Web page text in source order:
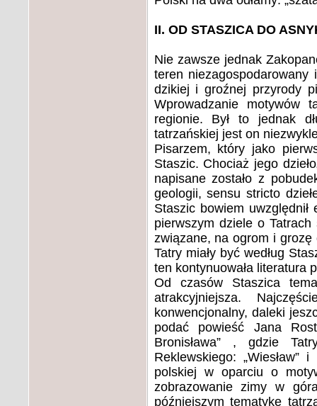
II. OD STASZICA DO
Nie zawsze jednak
teren
dzikiej i groźnej przyrody
Wprowadzanie motywów
regionie. Był to jednak
tatrzańskiej jest on
Pisarzem, który jako
Staszic. Chociaż jego
napisane zostało z
geologii, sensu stricto
Staszic bowiem
pierwszym dziele o
związane, na ogrom i
Tatry miały być według
ten kontynuowała literatura
Od czasów Staszica
atrakcyjniejsza.
konwencjonalny, daleki
podać powieść Jana
Bronisława” , gdzie
Reklewskiego:
polskiej w oparciu o
zobrazowanie zimy w
późniejszym tematykę